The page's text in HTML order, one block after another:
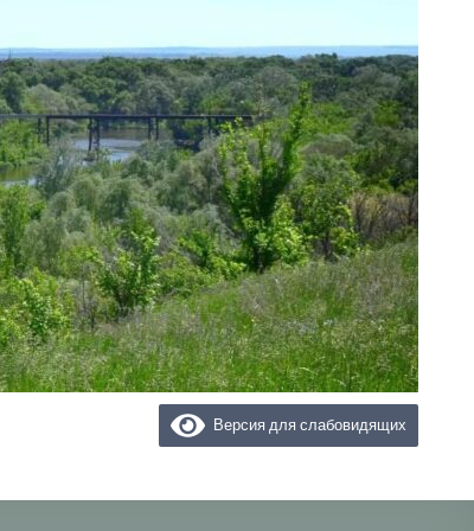
Версия для слабовидящих